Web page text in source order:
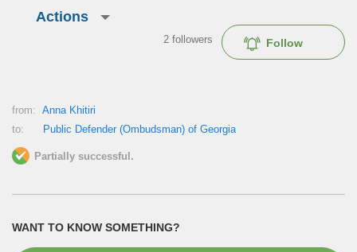
Actions
Follow
2 followers
from: Anna Khitiri
to:
Public Defender (Ombudsman) of Georgia
Partially successful.
WANT TO KNOW SOMETHING?